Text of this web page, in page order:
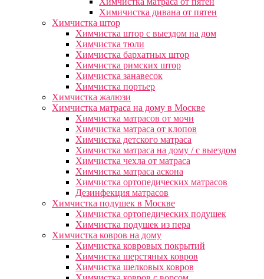
Химичистка дивана от пятен
Химчистка штор
Химчистка штор с выездом на дом
Химчистка тюли
Химчистка бархатных штор
Химчистка римских штор
Химчистка занавесок
Химчистка портьер
Химчистка жалюзи
Химчистка матраса на дому в Москве
Химчистка матрасов от мочи
Химчистка матраса от клопов
Химчистка детского матраса
Химчистка матраса на дому / с выездом
Химчистка чехла от матраса
Химчистка матраса аскона
Химчистка ортопедических матрасов
Дезинфекция матрасов
Химчистка подушек в Москве
Химчистка ортопедических подушек
Химчистка подушек из пера
Химчистка ковров на дому
Химчистка ковровых покрытий
Химчистка шерстяных ковров
Химчистка шелковых ковров